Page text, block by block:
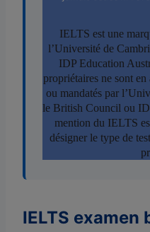
IELTS examen